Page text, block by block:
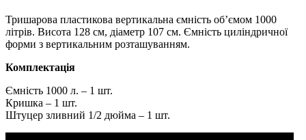
Тришарова пластикова вертикальна ємність об’ємом 1000
літрів. Висота 128 см, діаметр 107 см. Ємність циліндричної
форми з вертикальним розташуванням.
Комплектація
Ємність 1000 л. – 1 шт.
Кришка – 1 шт.
Штуцер зливний 1/2 дюйма – 1 шт.